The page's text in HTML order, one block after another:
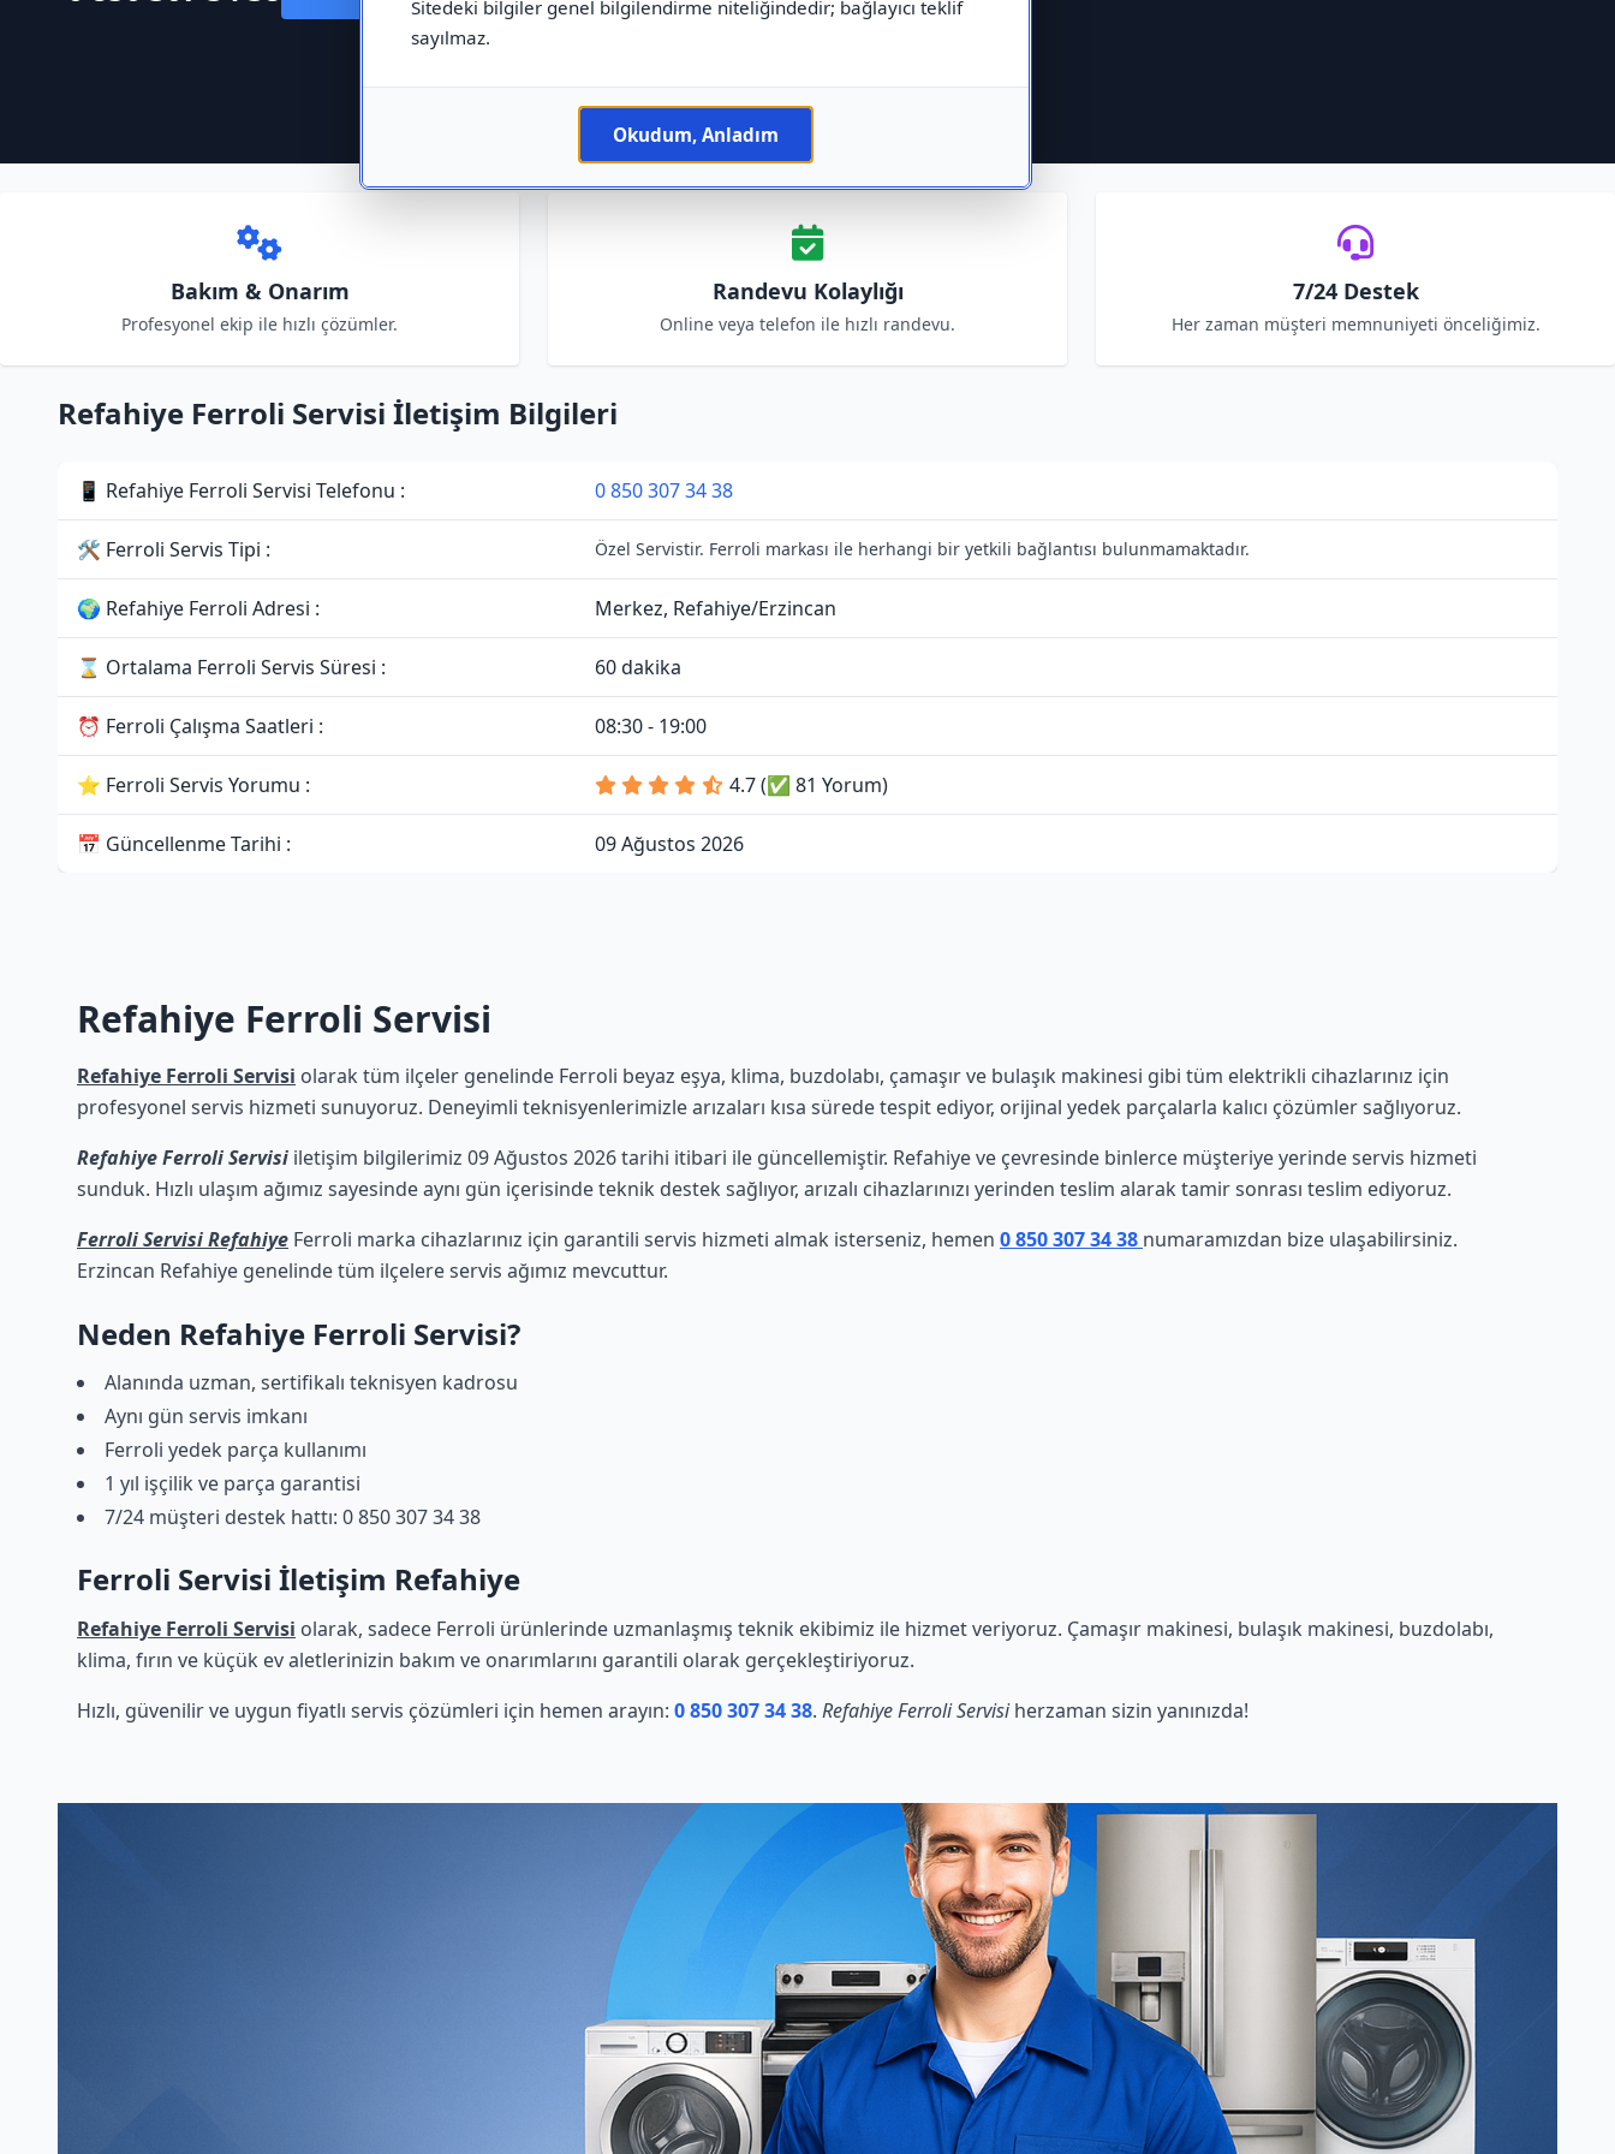
Sitedeki bilgiler genel bilgilendirme niteliğindedir; bağlayıcı teklif
sayılmaz.
Okudum, Anladım
Bakım & Onarım
Profesyonel ekip ile hızlı çözümler.
Randevu Kolaylığı
Online veya telefon ile hızlı randevu.
7/24 Destek
Her zaman müşteri memnuniyeti önceliğimiz.
Refahiye Ferroli Servisi İletişim Bilgileri
📱 Refahiye Ferroli Servisi Telefonu : 0 850 307 34 38
🛠 Ferroli Servis Tipi : Özel Servistir. Ferroli markası ile herhangi bir yetkili bağlantısı bulunmamaktadır.
🌍 Refahiye Ferroli Adresi : Merkez, Refahiye/Erzincan
⌛ Ortalama Ferroli Servis Süresi : 60 dakika
⏰ Ferroli Çalışma Saatleri : 08:30 - 19:00
⭐ Ferroli Servis Yorumu : 4.7 (✅ 81 Yorum)
📅 Güncellenme Tarihi : 09 Ağustos 2026
Refahiye Ferroli Servisi
Refahiye Ferroli Servisi olarak tüm ilçeler genelinde Ferroli beyaz eşya, klima, buzdolabı, çamaşır ve bulaşık makinesi gibi tüm elektrikli cihazlarınız için
profesyonel servis hizmeti sunuyoruz. Deneyimli teknisyenlerimizle arızaları kısa sürede tespit ediyor, orijinal yedek parçalarla kalıcı çözümler sağlıyoruz.
Refahiye Ferroli Servisi iletişim bilgilerimiz 09 Ağustos 2026 tarihi itibari ile güncellemiştir. Refahiye ve çevresinde binlerce müşteriye yerinde servis hizmeti
sunduk. Hızlı ulaşım ağımız sayesinde aynı gün içerisinde teknik destek sağlıyor, arızalı cihazlarınızı yerinden teslim alarak tamir sonrası teslim ediyoruz.
Ferroli Servisi Refahiye Ferroli marka cihazlarınız için garantili servis hizmeti almak isterseniz, hemen 0 850 307 34 38 numaramızdan bize ulaşabilirsiniz.
Erzincan Refahiye genelinde tüm ilçelere servis ağımız mevcuttur.
Neden Refahiye Ferroli Servisi?
Alanında uzman, sertifikalı teknisyen kadrosu
Aynı gün servis imkanı
Ferroli yedek parça kullanımı
1 yıl işçilik ve parça garantisi
7/24 müşteri destek hattı: 0 850 307 34 38
Ferroli Servisi İletişim Refahiye
Refahiye Ferroli Servisi olarak, sadece Ferroli ürünlerinde uzmanlaşmış teknik ekibimiz ile hizmet veriyoruz. Çamaşır makinesi, bulaşık makinesi, buzdolabı,
klima, fırın ve küçük ev aletlerinizin bakım ve onarımlarını garantili olarak gerçekleştiriyoruz.
Hızlı, güvenilir ve uygun fiyatlı servis çözümleri için hemen arayın: 0 850 307 34 38. Refahiye Ferroli Servisiherzaman sizin yanınızda!